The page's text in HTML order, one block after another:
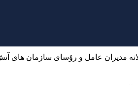
مدیران عامل و روُسای سازمان های